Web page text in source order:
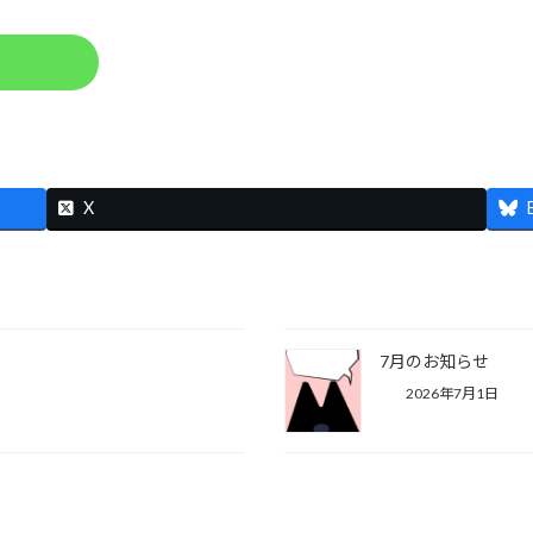
X
7月のお知らせ
2026年7月1日